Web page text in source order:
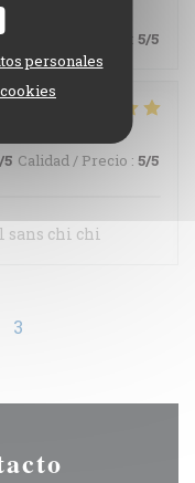
personales
/5 : 5/5
/5 Calidad / Precio : 5/5
sans chi chi
3